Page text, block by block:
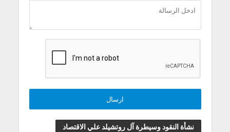
نشأة النقود وسيطرة آل روتشيلد علي الاقتصاد